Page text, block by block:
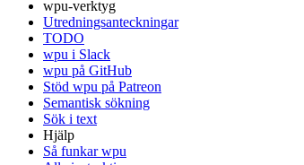
wpu-verktyg
Utredningsanteckningar
TODO
wpu i Slack
wpu på GitHub
Stöd wpu på Patreon
Semantisk sökning
Sök i text
Hjälp
Så funkar wpu